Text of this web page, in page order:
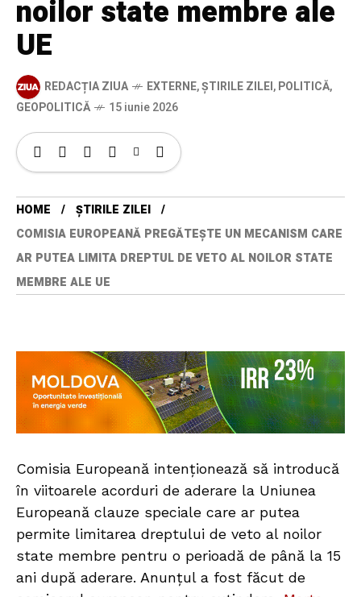
noilor state membre ale
UE
REDACȚIA ZIUA EXTERNE,ȘTIRILE ZILEI,POLITICĂ,
GEOPOLITICĂ
15 iunie 2026
HOME
ȘTIRILE ZILEI
COMISIA EUROPEANĂ PREGĂTEȘTE UN MECANISM CARE
AR PUTEA LIMITA DREPTUL DE VETO AL NOILOR STATE
MEMBRE ALE UE
Comisia Europeană intenționează să introducă
în viitoarele acorduri de aderare la Uniunea
Europeană clauze speciale care ar putea
permite limitarea dreptului de veto al noilor
state membre pentru o perioadă de până la 15
ani după aderare. Anunțul a fost făcut de